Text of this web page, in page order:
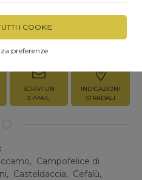
I COOKIE
preferenze
SCRIVI UN
E-MAIL
INDICAZIONI
STRADALI
Campofelice di
Casteldaccia, Cefalù,